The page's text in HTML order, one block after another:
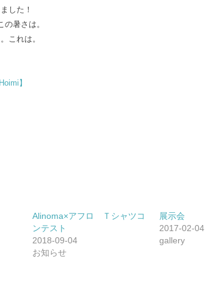
した！
暑さは。
これは。
】
Alinoma×アフロ Ｔシャツコ
ンテスト
2018-09-04
お知らせ
展示会
2017-02-04
gallery